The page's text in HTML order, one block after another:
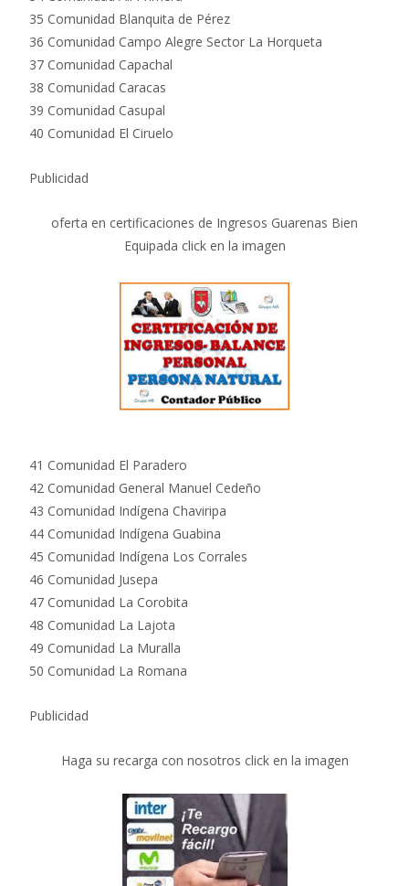
35 Comunidad Blanquita de Pérez
36 Comunidad Campo Alegre Sector La Horqueta
37 Comunidad Capachal
38 Comunidad Caracas
39 Comunidad Casupal
40 Comunidad El Ciruelo
Publicidad
oferta en certificaciones de Ingresos Guarenas Bien
Equipada click en la imagen
41 Comunidad El Paradero
42 Comunidad General Manuel Cedeño
43 Comunidad Indígena Chaviripa
44 Comunidad Indígena Guabina
45 Comunidad Indígena Los Corrales
46 Comunidad Jusepa
47 Comunidad La Corobita
48 Comunidad La Lajota
49 Comunidad La Muralla
50 Comunidad La Romana
Publicidad
Haga su recarga con nosotros click en la imagen